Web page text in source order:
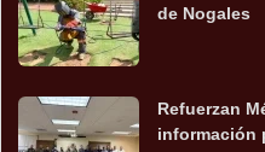
de Nogales
Refuerzan
información